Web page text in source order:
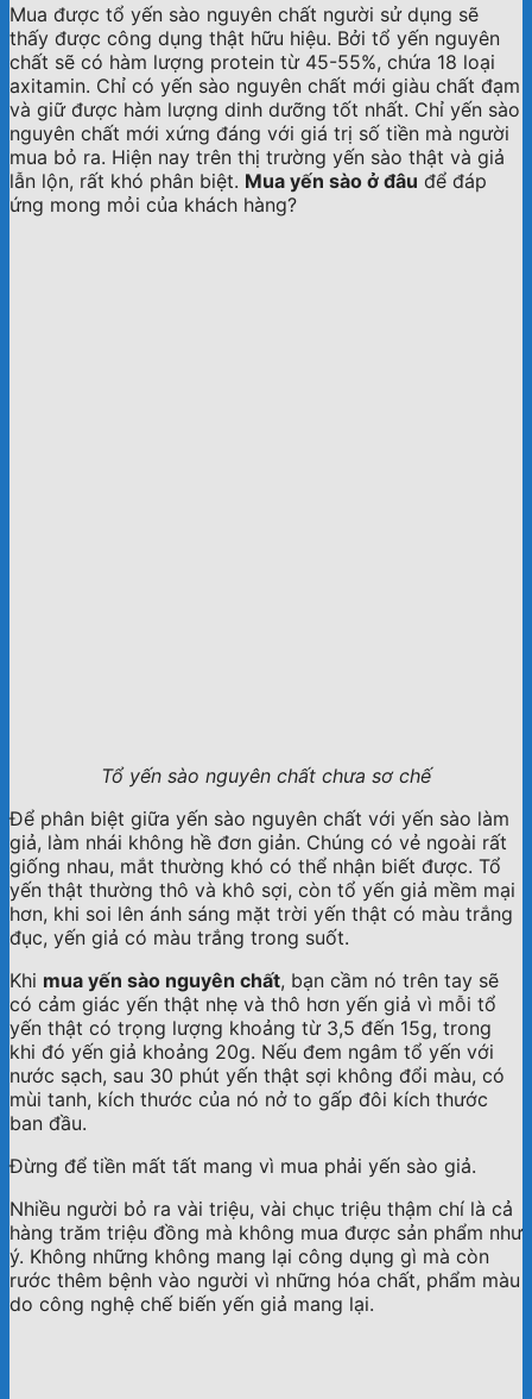
Mua được tổ yến sào nguyên chất người sử dụng sẽ
thấy được công dụng thật hữu hiệu. Bởi tổ yến nguyên
chất sẽ có hàm lượng protein từ 45-55%, chứa 18 loại
axitamin. Chỉ có yến sào nguyên chất mới giàu chất đạm
và giữ được hàm lượng dinh dưỡng tốt nhất. Chỉ yến sào
nguyên chất mới xứng đáng với giá trị số tiền mà người
mua bỏ ra. Hiện nay trên thị trường yến sào thật và giả
lẫn lộn, rất khó phân biệt. Mua yến sào ở đâu để đáp
ứng mong mỏi của khách hàng?
Tổ yến sào nguyên chất chưa sơ chế
Để phân biệt giữa yến sào nguyên chất với yến sào làm
giả, làm nhái không hề đơn giản. Chúng có vẻ ngoài rất
giống nhau, mắt thường khó có thể nhận biết được. Tổ
yến thật thường thô và khô sợi, còn tổ yến giả mềm mại
hơn, khi soi lên ánh sáng mặt trời yến thật có màu trắng
đục, yến giả có màu trắng trong suốt.
Khi mua yến sào nguyên chất, bạn cầm nó trên tay sẽ
có cảm giác yến thật nhẹ và thô hơn yến giả vì mỗi tổ
yến thật có trọng lượng khoảng từ 3,5 đến 15g, trong
khi đó yến giả khoảng 20g. Nếu đem ngâm tổ yến với
nước sạch, sau 30 phút yến thật sợi không đổi màu, có
mùi tanh, kích thước của nó nở to gấp đôi kích thước
ban đầu.
Đừng để tiền mất tất mang vì mua phải yến sào giả.
Nhiều người bỏ ra vài triệu, vài chục triệu thậm chí là cả
hàng trăm triệu đồng mà không mua được sản phẩm như
ý. Không những không mang lại công dụng gì mà còn
rước thêm bệnh vào người vì những hóa chất, phẩm màu
do công nghệ chế biến yến giả mang lại.